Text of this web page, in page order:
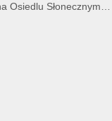
Osiedlu Słonecznym